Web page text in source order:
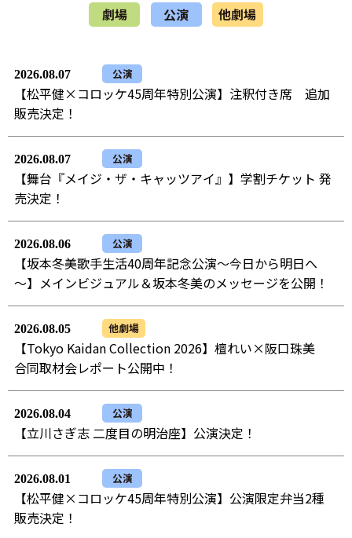
劇場 公演 他劇場
2026.08.07 公演
【松平健×コロッケ45周年特別公演】注釈付き席 追加
販売決定！
2026.08.07 公演
【舞台『メイジ・ザ・キャッツアイ』】学割チケット 発
売決定！
2026.08.06 公演
【坂本冬美歌手生活40周年記念公演～今日から明日へ
～】メインビジュアル＆坂本冬美のメッセージを公開！
2026.08.05 他劇場
【Tokyo Kaidan Collection 2026】檀れい×阪口珠美
合同取材会レポート公開中！
2026.08.04 公演
【立川さぎ志 二度目の明治座】公演決定！
2026.08.01 公演
【松平健×コロッケ45周年特別公演】公演限定弁当2種
販売決定！